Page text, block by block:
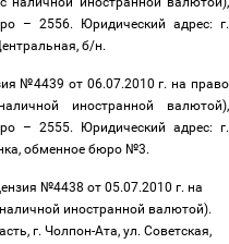
– 2556. Юридический адрес: г.
б/н.
№4439 от 06.07.2010 г. на право
иностранной валютой),
– 2555. Юридический адрес: г.
обменное бюро №3.
№4438 от 05.07.2010 г. на
иностранной валютой).
г. Чолпон-Ата, ул. Советская,